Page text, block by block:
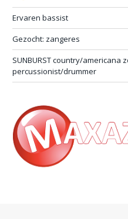
Ervaren bassist
Gezocht: zangeres
SUNBURST country/americana
percussionist/drummer